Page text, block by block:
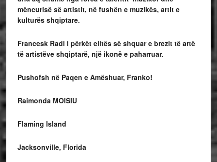
mëncurisë së artistit, në fushën e muzikës, artit e
kulturës shqiptare.
Francesk Radi i përkët elitës së shquar e brezit të artë
të artistëve shqiptarë, një ikonë e paharruar.
Pushofsh në Paqen e Amëshuar, Franko!
Raimonda MOISIU
Flaming Island
Jacksonville, Florida